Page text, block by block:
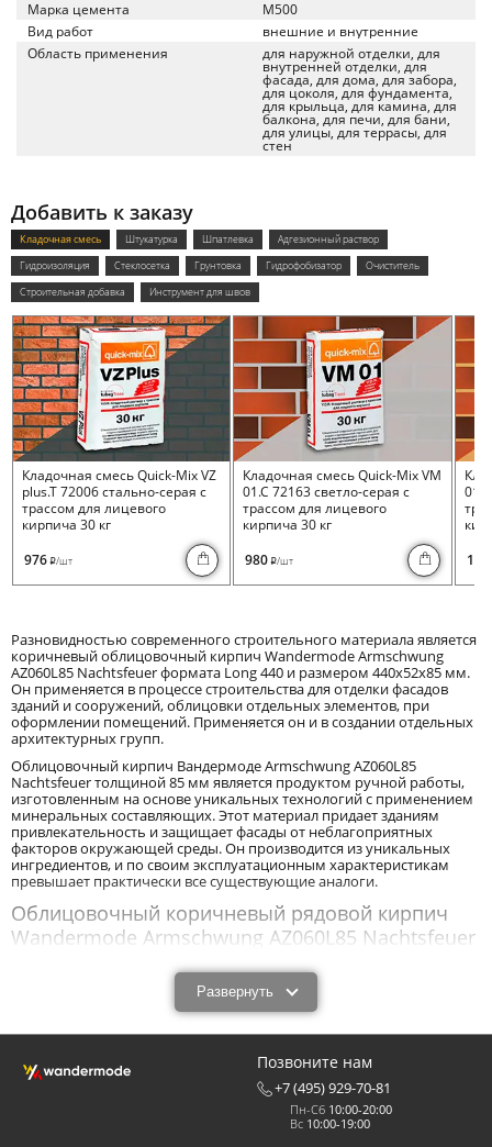
Марка цемента
M500
Вид работ
внешние и внутренние
Область применения
для наружной отделки, для
внутренней отделки, для
фасада, для дома, для забора,
для цоколя, для фундамента,
для крыльца, для камина, для
балкона, для печи, для бани,
для улицы, для террасы, для
стен
Добавить к заказу
Кладочная смесь Штукатурка Шпатлевка
Адгезионный раствор
Гидроизоляция
Стеклосетка Грунтовка Гидрофобизатор
Очиститель
Строительная добавка
Инструмент для швов
Кладочная смесь Quick-Mix VZ
plus.T 72006 стально-серая с
трассом для лицевого
кирпича 30 кг
976 i/шт
Кладочная смесь Quick-Mix VM
01.C 72163 светло-серая с
трассом для лицевого
кирпича 30 кг
980 i/шт
01.I
Разновидностью современного строительного материала является
коричневый облицовочный кирпич Wandermode Armschwung
AZ060L85 Nachtsfeuer формата Long 440 и размером 440x52x85 мм.
Он применяется в процессе строительства для отделки фасадов
зданий и сооружений, облицовки отдельных элементов, при
оформлении помещений. Применяется он и в создании отдельных
архитектурных групп.
Облицовочный кирпич Вандермоде Armschwung AZ060L85
Nachtsfeuer толщиной 85 мм является продуктом ручной работы,
изготовленным на основе уникальных технологий с применением
минеральных составляющих. Этот материал придает зданиям
привлекательность и защищает фасады от неблагоприятных
факторов окружающей среды. Он производится из уникальных
ингредиентов, и по своим эксплуатационным характеристикам
превышает практически все существующие аналоги.
Облицовочный коричневый рядовой кирпич
Wandermode Armschwung AZ060L85 Nachtsfeuer
размером 440x52x85 мм: характеристики и
Облицовочный коричневый рядовой кирпич Wandermode
Armschwung AZ060L85 Nachtsfeuer размером 440x52x85 мм - новый
эксплуатационными характеристиками. Облицовочный кирпич
Вандермоде Armschwung AZ060L85 Nachtsfeuer толщиной 85 мм
обладает прочностью, износоустойчивостью, низкими
показателями влагопоглощения, морозоустойчивостью,
устойчивостью к высоким, низким температурам, резким
Развернуть
Позвоните нам
+7 (495) 929-70-81
Пн-Сб 10:00-20:00
Вс 10:00-19:00